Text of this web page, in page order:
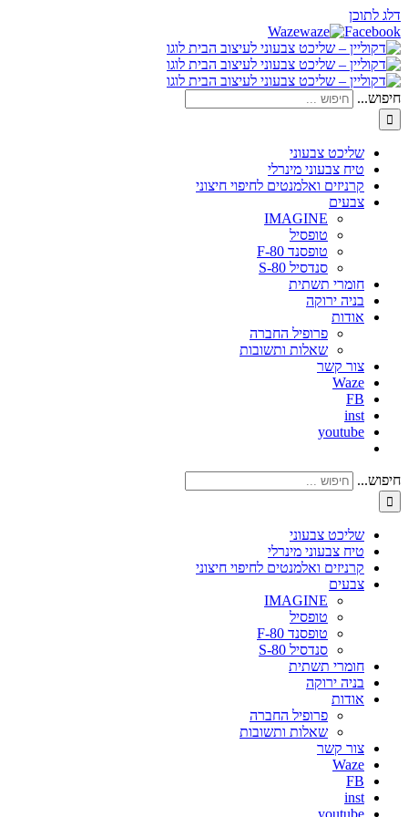
דלג לתוכן
Waze
Facebook
חיפוש...
שליכט צבעוני
טיח צבעוני מינרלי
קרניזים ואלמנטים לחיפוי חיצוני
צבעים
IMAGINE
טופסיל
טופסנד F-80
סנדסיל S-80
חומרי תשתית
בניה ירוקה
אודות
פרופיל החברה
שאלות ותשובות
צור קשר
Waze
FB
inst
youtube
חיפוש...
שליכט צבעוני
טיח צבעוני מינרלי
קרניזים ואלמנטים לחיפוי חיצוני
צבעים
IMAGINE
טופסיל
טופסנד F-80
סנדסיל S-80
חומרי תשתית
בניה ירוקה
אודות
פרופיל החברה
שאלות ותשובות
צור קשר
Waze
FB
inst
youtube